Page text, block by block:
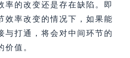
率的改变还是存在缺陷。即
效率改变的情况下，如果能
与打通，将会对中间环节的
价值。